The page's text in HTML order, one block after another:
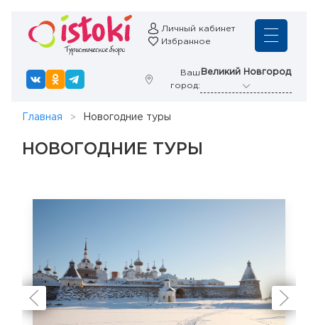
Личный кабинет
Избранное
Ваш
город:
Великий Новгород
Главная Новогодние туры
НОВОГОДНИЕ ТУРЫ